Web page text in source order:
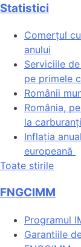
Statistici
Comerțul
anului
Serviciile
pe primele
Românii
România,
la
Inflația
europeană
Toate stirile
FNGCIMM
Programul
Garantiile